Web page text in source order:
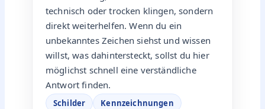
technisch oder trocken klingen, sondern
direkt weiterhelfen. Wenn du ein
unbekanntes Zeichen siehst und wissen
willst, was dahintersteckt, sollst du hier
möglichst schnell eine verständliche
Antwort finden.
Schilder Kennzeichnungen